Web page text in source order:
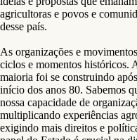
agricultoras e povos e
desse país.
As organizações e
ciclos e momentos históricos.
maioria foi se construindo
início dos anos 80. Sabemos
nossa capacidade de
multiplicando experiências
exigindo mais direitos e